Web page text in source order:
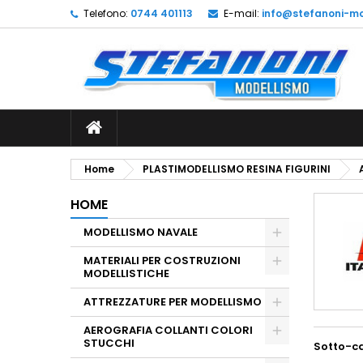
Telefono: 0744 401113 E-mail: info@stefanoni-
Home PLASTIMODELLISMO RESINA FIGURINI
HOME
MODELLISMO NAVALE
MATERIALI PER COSTRUZIONI
MODELLISTICHE
ATTREZZATURE PER MODELLISMO
AEROGRAFIA COLLANTI COLORI
STUCCHI
Sotto-